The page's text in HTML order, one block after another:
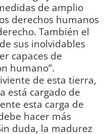
de amplio
derechos humanos
También el
sus inolvidables
capaces de
humano”.
de esta tierra,
está cargado de
esta carga de
hacer más
duda, la madurez